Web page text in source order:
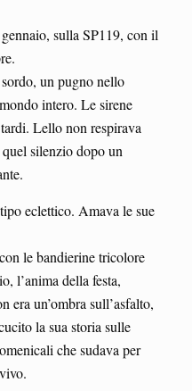
sulla SP119, con il
un pugno nello
intero. Le sirene
Lello non respirava
silenzio dopo un
eclettico. Amava le sue
le bandierine tricolore
l’anima della festa,
era un’ombra sull’asfalto,
la sua storia sulle
che sudava per